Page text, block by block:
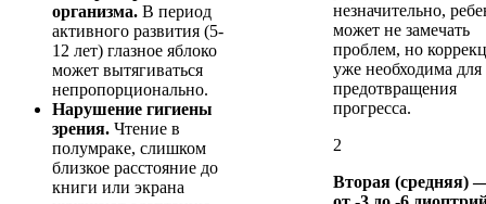
организма. В период
активного развития (5-
12 лет) глазное яблоко
может вытягиваться
непропорционально.
Нарушение гигиены
зрения. Чтение в
полумраке, слишком
близкое расстояние до
книги или экрана
незначительно,
может не замечать
проблем, но
уже необходима для
предотвращения
прогресса.
2
Вторая (средняя)